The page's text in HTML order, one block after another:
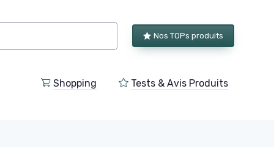
Nos TOPs produits
Shopping Tests & Avis Produits